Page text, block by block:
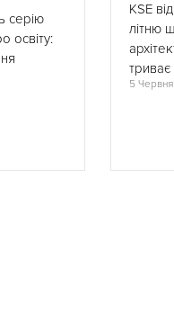
серію
освіту:
5
KSE
літню